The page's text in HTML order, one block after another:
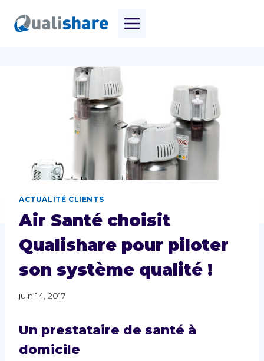
contenu
ACTUALITÉ CLIENTS
Air Santé choisit
Qualishare pour piloter
son système qualité !
juin 14, 2017
Un prestataire de santé à
domicile